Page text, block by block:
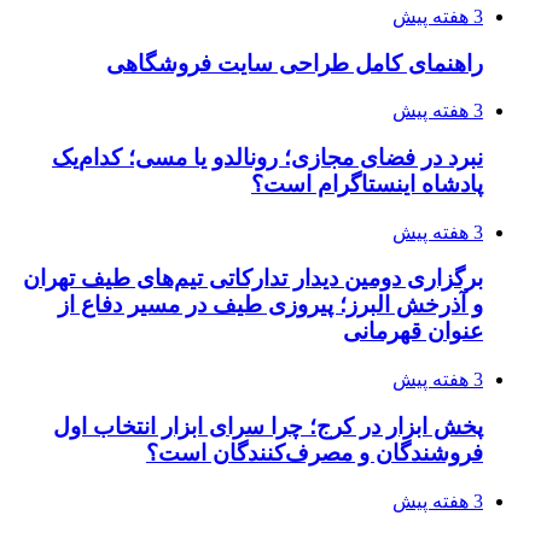
3 هفته پیش
راهنمای کامل طراحی سایت فروشگاهی
3 هفته پیش
نبرد در فضای مجازی؛ رونالدو یا مسی؛ کدام‌یک
پادشاه اینستاگرام است؟
3 هفته پیش
برگزاری دومین دیدار تدارکاتی تیم‌های طیف تهران
و آذرخش البرز؛ پیروزی طیف در مسیر دفاع از
عنوان قهرمانی
3 هفته پیش
پخش ابزار در کرج؛ چرا سرای ابزار انتخاب اول
فروشندگان و مصرف‌کنندگان است؟
3 هفته پیش